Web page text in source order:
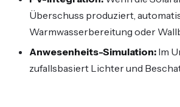
Überschuss produziert,
Warmwasserbereitung oder
Anwesenheits-Simulation: Im
zufallsbasiert Lichter und